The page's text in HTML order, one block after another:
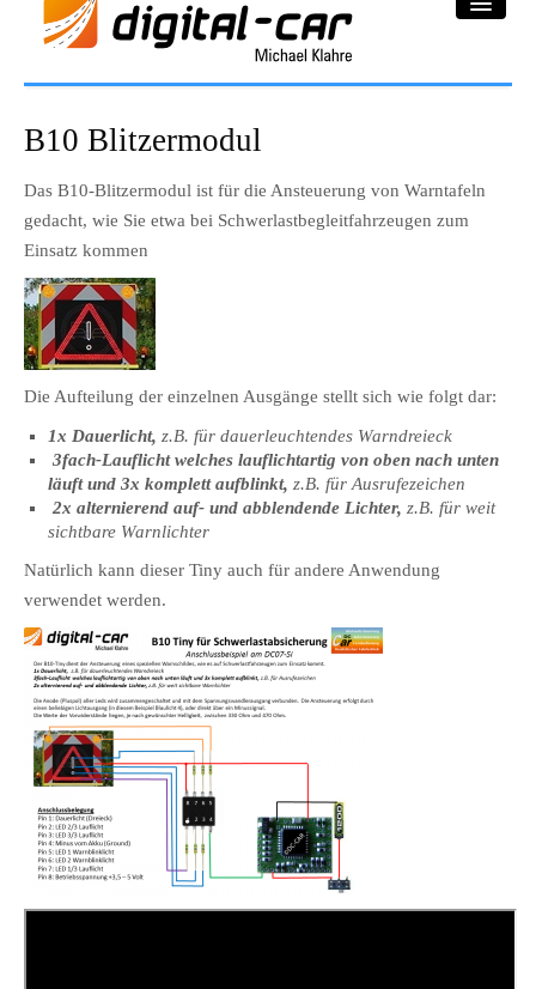
Galerie
Downloadbereich
Impressum
B10 Blitzermodul
Das B10-Blitzermodul ist für die Ansteuerung von Warntafeln
gedacht, wie Sie etwa bei Schwerlastbegleitfahrzeugen zum
Einsatz kommen
Die Aufteilung der einzelnen Ausgänge stellt sich wie folgt dar:
1x Dauerlicht, z.B. für dauerleuchtendes Warndreieck
3fach-Lauflichtwelches lauflichtartig von oben nach unten
läuft und 3x komplett aufblinkt, z.B. für Ausrufezeichen
2x alternierend auf- und abblendende Lichter, z.B. für weit
sichtbare Warnlichter
Natürlich kann dieser Tiny auch für andere Anwendung
verwendet werden.